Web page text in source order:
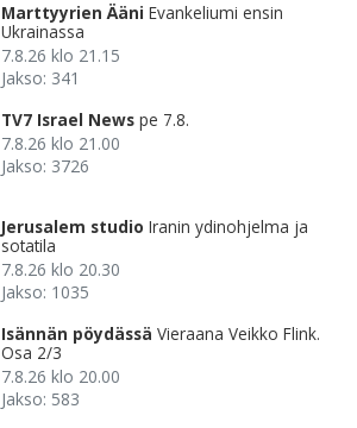
Marttyyrien Ääni Evankeliumi ensin
Ukrainassa
7.8.26 klo 21.15
Jakso: 341
TV7 Israel News pe 7.8.
7.8.26 klo 21.00
Jakso: 3726
Jerusalem studio Iranin ydinohjelma ja
sotatila
7.8.26 klo 20.30
Jakso: 1035
Isännän pöydässä Vieraana Veikko Flink.
Osa 2/3
7.8.26 klo 20.00
Jakso: 583